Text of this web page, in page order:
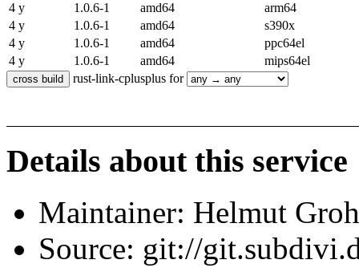
4 y
1.0.6-1 amd64
arm64
4 y
1.0.6-1 amd64
s390x
4 y
1.0.6-1 amd64
ppc64el
4 y
1.0.6-1 amd64
mips64el
rust-link-cplusplus for
Details about this service
Maintainer: Helmut
Source: git://